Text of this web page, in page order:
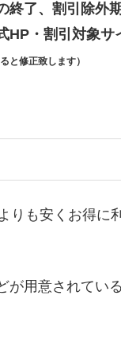
終了、割引除外
・割引対象サ
と修正致します）
りも安くお得に
が用意されてい